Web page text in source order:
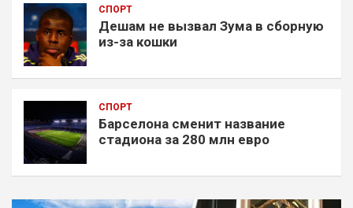
СПОРТ
Дешам не вызвал Зума в сборную
из-за кошки
СПОРТ
Барселона сменит название
стадиона за 280 млн евро